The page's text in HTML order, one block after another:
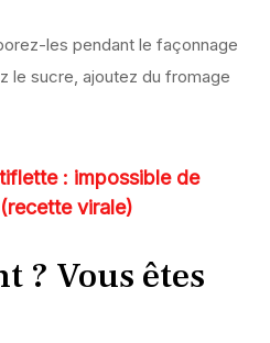
les pendant le façonnage
le sucre, ajoutez du fromage
: impossible de
virale)
? Vous êtes